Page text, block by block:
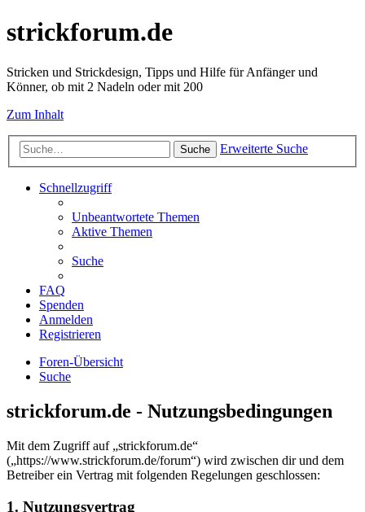
strickforum.de
Stricken und Strickdesign, Tipps und Hilfe für Anfänger und
Könner, ob mit 2 Nadeln oder mit 200
Zum Inhalt
Suche Erweiterte Suche
Schnellzugriff
Unbeantwortete Themen
Aktive Themen
Suche
FAQ
Spenden
Anmelden
Registrieren
Foren-Übersicht
Suche
strickforum.de - Nutzungsbedingungen
Mit dem Zugriff auf „strickforum.de“
(„https://www.strickforum.de/forum“) wird zwischen dir und dem
Betreiber ein Vertrag mit folgenden Regelungen geschlossen:
1. Nutzungsvertrag